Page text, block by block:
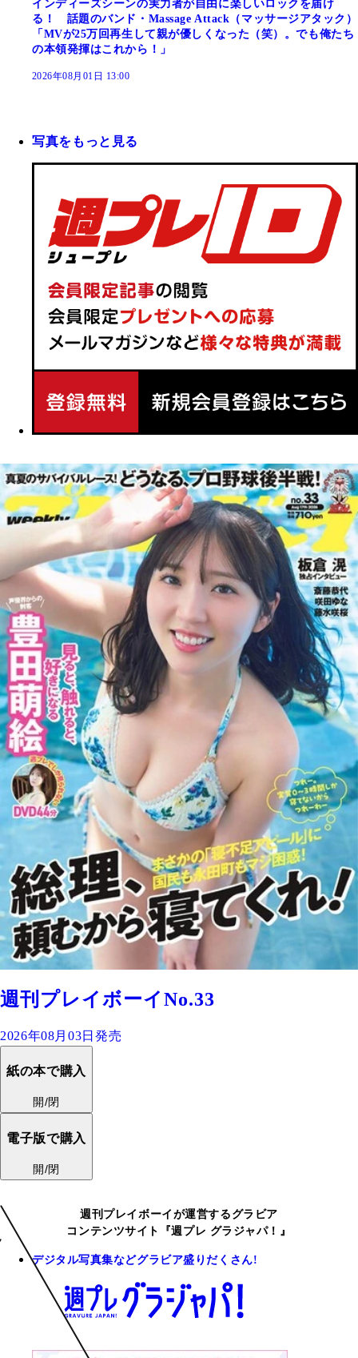
インディーズシーンの実力者が自由に楽しいロックを届け
る！ 話題のバンド・Massage Attack（マッサージアタック）
「MVが25万回再生して親が優しくなった（笑）。でも俺たち
の本領発揮はこれから！」
2026年08月01日 13:00
写真をもっと見る
週刊プレイボーイNo.33
2026年08月03日発売
紙の本で購入
開/閉
電子版で購入
開/閉
週刊プレイボーイが運営するグラビア
コンテンツサイト『週プレ グラジャパ！』
デジタル写真集などグラビア盛りだくさん!